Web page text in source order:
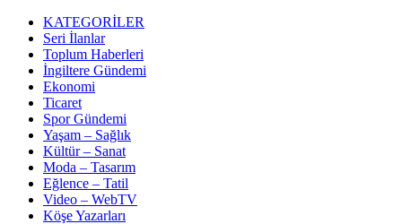
KATEGORİLER
Seri İlanlar
Toplum Haberleri
İngiltere Gündemi
Ekonomi
Ticaret
Spor Gündemi
Yaşam – Sağlık
Kültür – Sanat
Moda – Tasarım
Eğlence – Tatil
Video – WebTV
Köşe Yazarları